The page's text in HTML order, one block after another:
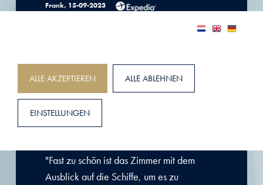
Frank, 15-09-2023
Hat was!
"Fast zu schön ist das Zimmer mit dem
Ausblick auf die Schiffe, um es zu
ALLE AKZEPTIEREN ALLE ABLEHNEN
EINSTELLUNGEN